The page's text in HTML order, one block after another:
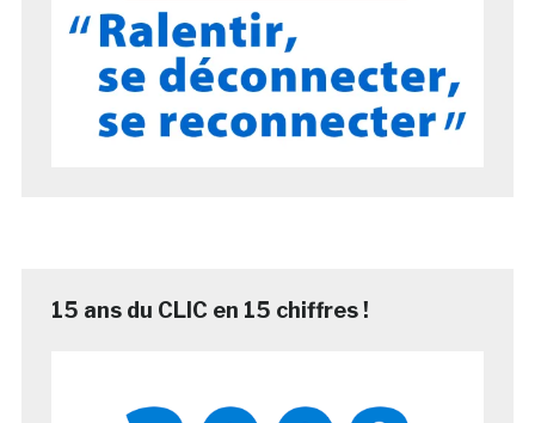
15 ans du CLIC en 15 chiffres !